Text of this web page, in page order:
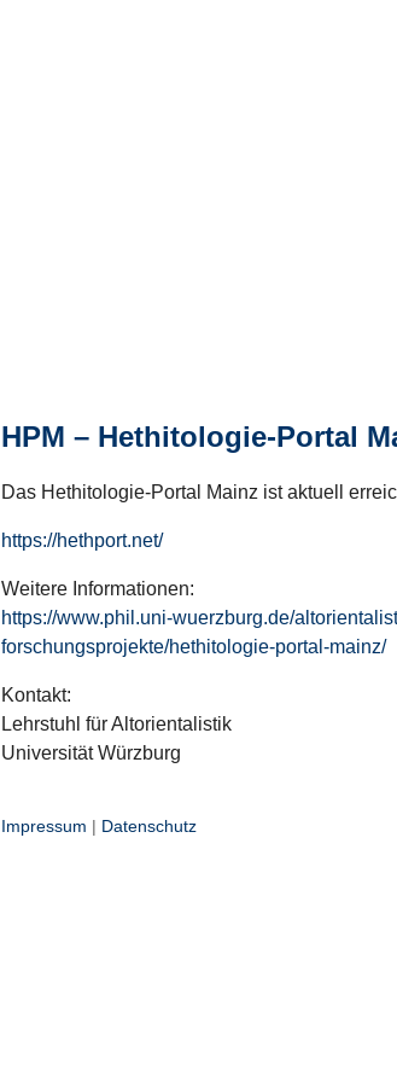
HPM – Hethitologie-Portal
Das Hethitologie-Portal Mainz ist aktuell
https://hethport.net/
Weitere Informationen:
https://www.phil.uni-wuerzburg.de/
forschungsprojekte/hethitologie-portal-mainz/
Kontakt:
Lehrstuhl für Altorientalistik
Universität Würzburg
Impressum | Datenschutz